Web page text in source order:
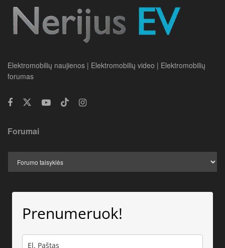
Elektromobilių naujienos | Elektromobilių video | Elektromobilių
forumas
Forumai
Prenumeruok!